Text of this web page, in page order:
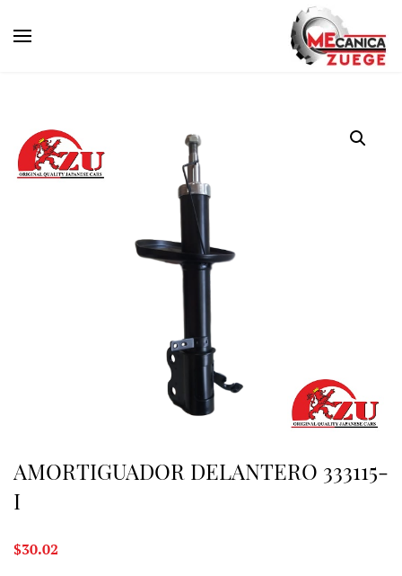
AMORTIGUADOR DELANTERO 333115-
I
$30.02